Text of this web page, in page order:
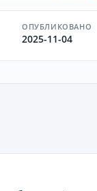
ОПУБЛИКОВАНО
2025-11-04